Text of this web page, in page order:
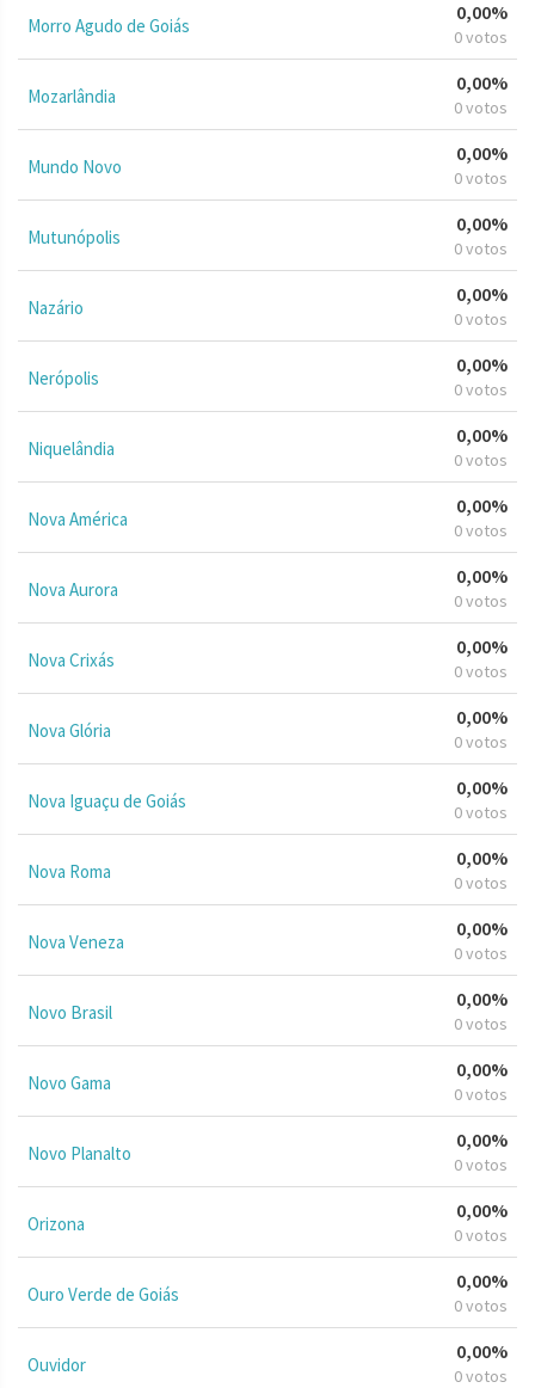
Morro Agudo de Goiás
0,00%
0 votos
Mozarlândia
0,00%
0 votos
Mundo Novo
0,00%
0 votos
Mutunópolis
0,00%
0 votos
Nazário
0,00%
0 votos
Nerópolis
0,00%
0 votos
Niquelândia
0,00%
0 votos
Nova América
0,00%
0 votos
Nova Aurora
0,00%
0 votos
Nova Crixás
0,00%
0 votos
Nova Glória
0,00%
0 votos
Nova Iguaçu de Goiás
0,00%
0 votos
Nova Roma
0,00%
0 votos
Nova Veneza
0,00%
0 votos
Novo Brasil
0,00%
0 votos
Novo Gama
0,00%
0 votos
Novo Planalto
0,00%
0 votos
Orizona
0,00%
0 votos
Ouro Verde de Goiás
0,00%
0 votos
Ouvidor
0,00%
0 votos